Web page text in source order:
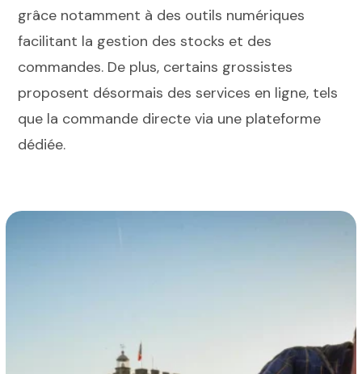
grâce notamment à des outils numériques
facilitant la gestion des stocks et des
commandes. De plus, certains grossistes
proposent désormais des services en ligne, tels
que la commande directe via une plateforme
dédiée.